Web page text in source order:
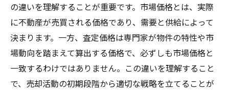
の違いを理解することが重要です。市場価格とは、実際
に不動産が売買される価格であり、需要と供給によって
決まります。一方、査定価格は専門家が物件の特性や市
場動向を踏まえて算出する価格で、必ずしも市場価格と
一致するわけではありません。この違いを理解すること
で、売却活動の初期段階から適切な戦略を立てることが